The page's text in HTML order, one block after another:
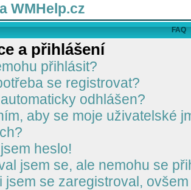
WMHelp.cz
FAQ
a přihlášení
přihlásit?
se registrovat?
odhlášen?
aby se moje uživatelské
heslo!
jsem se, ale nemohu se
jsem se zaregistroval,